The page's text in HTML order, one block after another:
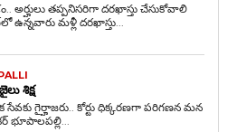
అర్హులు తప్పనిసరిగా దరఖాస్తు చేసుకోవాలి
ఉన్నవారు మళ్లీ దరఖాస్తు...
శిక్ష
ధిక్కరణగా పరిగణన మన
: జయశంకర్ భూపాలపల్లి...